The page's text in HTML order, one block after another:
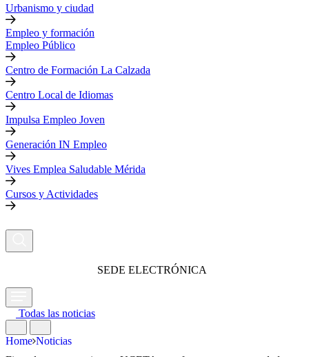
Urbanismo y ciudad
Empleo y formación
Empleo Público
Centro de Formación La Calzada
Centro Local de Idiomas
Impulsa Empleo Joven
Generación IN Empleo
Vives Emplea Saludable Mérida
Cursos y Actividades
SEDE ELECTRÓNICA
Todas las noticias
Home Noticias